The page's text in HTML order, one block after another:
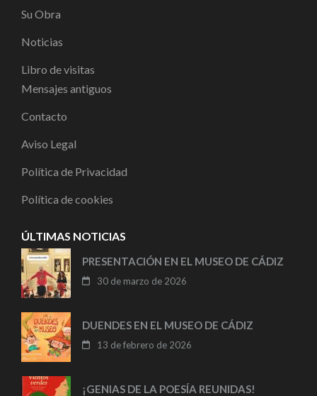
Su Obra
Noticias
Libro de visitas
Mensajes antiguos
Contacto
Aviso Legal
Política de Privacidad
Política de cookies
ÚLTIMAS NOTICIAS
PRESENTACIÓN EN EL MUSEO DE CÁDIZ
30 de marzo de 2026
DUENDES EN EL MUSEO DE CÁDIZ
13 de febrero de 2026
¡GENIAS DE LA POESÍA REUNIDAS!